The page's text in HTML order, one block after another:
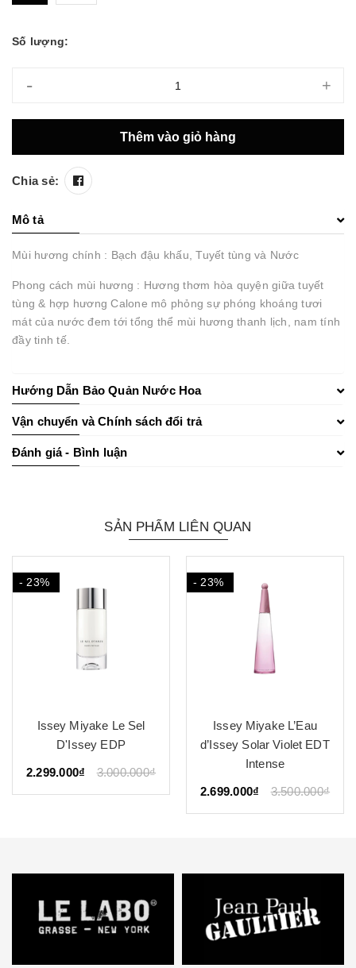
Số lượng:
- +
Thêm vào giỏ hàng
Chia sẻ:
Mô tả
Mùi hương chính : Bạch đậu khấu, Tuyết tùng và Nước
Phong cách mùi hương : Hương thơm hòa quyện giữa tuyết
tùng & hợp hương Calone mô phỏng sự phóng khoáng tươi
mát của nước đem tới tổng thể mùi hương thanh lịch, nam tính
đầy tinh tế.
Hướng Dẫn Bảo Quản Nước Hoa
Vận chuyển và Chính sách đổi trả
Đánh giá - Bình luận
SẢN PHẨM LIÊN QUAN
- 23%
Issey Miyake Le Sel
D'Issey EDP
2.299.000₫ 3.000.000₫
- 23%
Issey Miyake L’Eau
d’Issey Solar Violet EDT
Intense
2.699.000₫ 3.500.000₫